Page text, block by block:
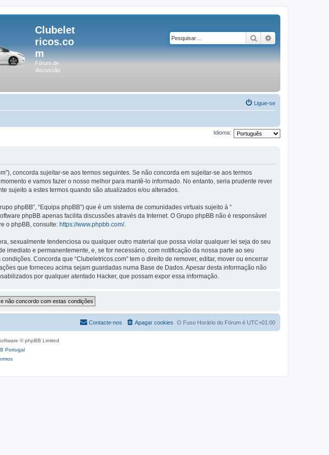
Clubelet
ricos.co
m
Fórum de
discussão
Pesquisar
Ligue-se
Idioma:
concorda sujeitar-se aos termos seguintes. Se não concorda em sujeitar-se aos termos
e vamos fazer o nosso melhor para mantê-lo informado. No entanto, seria prudente rever
sujeito a estes termos quando são atualizados e/ou alterados.
phpBB”, “Equipa phpBB”) que é um sistema de comunidades virtuais sujeito à “
phpBB apenas facilita discussões através da Internet. O Grupo phpBB não é responsável
o phpBB, consulte: https://www.phpbb.com/.
sexualmente tendenciosa ou qualquer outro material que possa violar qualquer lei seja do seu
imediato e permanentemente, e, se for necessário, com notificação da nossa parte ao seu
Concorda que “Clubeletricos.com” tem o direito de remover, editar, mover ou encerrar
que forneceu acima sejam guardadas numa Base de Dados. Apesar desta informação não
por qualquer atentado Hacker, que possam expor essa informação.
O Fuso Horário do Fórum é UTC+01:00
Apagar cookies
Contacte-nos
© phpBB Limited
Portugal